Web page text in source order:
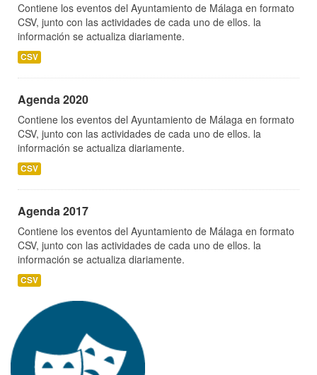
Contiene los eventos del Ayuntamiento de Málaga en formato
CSV, junto con las actividades de cada uno de ellos. la
información se actualiza diariamente.
CSV
Agenda 2020
Contiene los eventos del Ayuntamiento de Málaga en formato
CSV, junto con las actividades de cada uno de ellos. la
información se actualiza diariamente.
CSV
Agenda 2017
Contiene los eventos del Ayuntamiento de Málaga en formato
CSV, junto con las actividades de cada uno de ellos. la
información se actualiza diariamente.
CSV